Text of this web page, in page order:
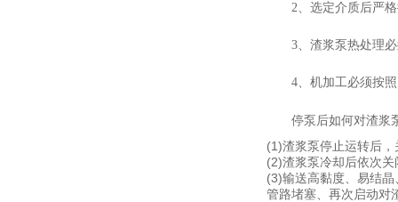
2、选定介质后严
3、渣浆泵热处理
4、机加工必须按
停泵后如何对渣浆
(1)渣浆泵停止运转后
(2)渣浆泵冷却后依次
(3)输送高黏度、易结
管路堵塞、再次启动对